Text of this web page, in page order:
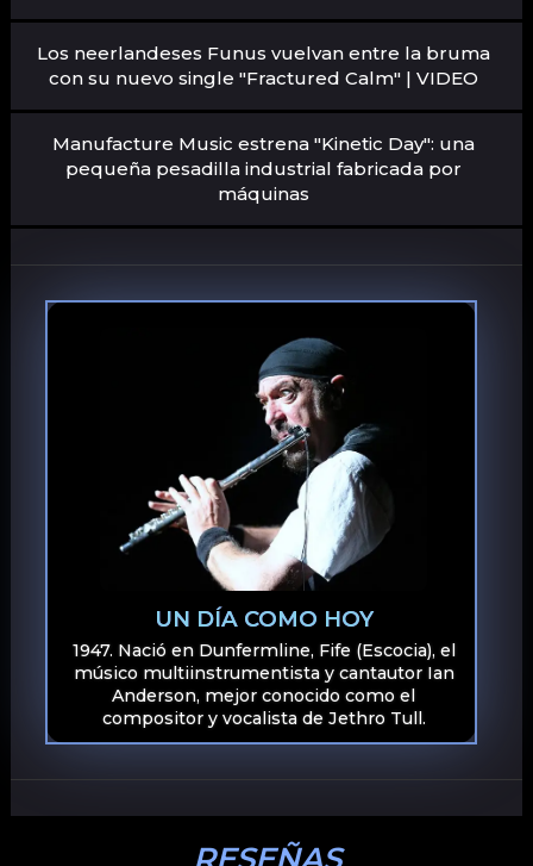
Los neerlandeses Funus vuelvan entre la bruma
con su nuevo single "Fractured Calm" | VIDEO
Manufacture Music estrena "Kinetic Day": una
pequeña pesadilla industrial fabricada por
máquinas
UN DÍA COMO HOY
1947. Nació en Dunfermline, Fife (Escocia), el
músico multiinstrumentista y cantautor Ian
Anderson, mejor conocido como el
compositor y vocalista de Jethro Tull.
RESEÑAS